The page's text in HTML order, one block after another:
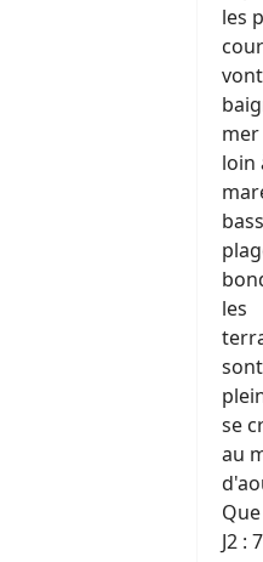
les
loin
les
sont
se
au
J2 :